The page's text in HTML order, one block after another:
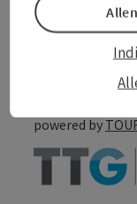
zum
PDF
powered by